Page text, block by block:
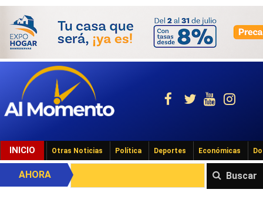
INICIO Otras Noticias Política Deportes Económicas
Buscar
AHORA